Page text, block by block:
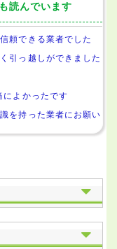
読んでいます
頼できる業者でした
引っ越しができました
によかったです
を持った業者にお願い